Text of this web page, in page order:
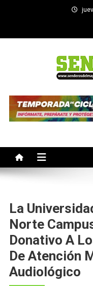
La
Norte
Donativo A
De Atención
Audiológico